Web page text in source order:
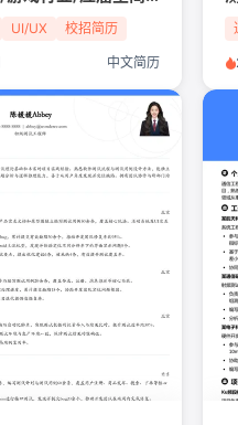
UI/UX 校招简历
中文简历